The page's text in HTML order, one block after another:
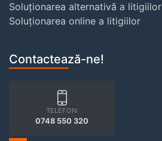
Soluționarea alternativă a litigiilor
Soluționarea online a litigiilor
Contactează-ne!
TELEFON:
0748 550 320